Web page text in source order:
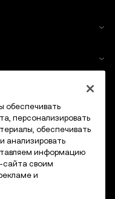
обеспечивать
персонализировать
обеспечивать
анализировать
информацию
сайта своим
и